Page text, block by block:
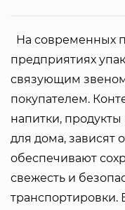
предприятиях
связующим
покупателем.
напитки,
для дома, зависят
обеспечивают
свежесть и
транспортировки.